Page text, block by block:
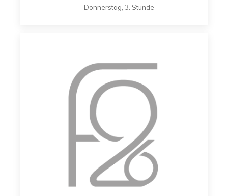
Donnerstag, 3. Stunde